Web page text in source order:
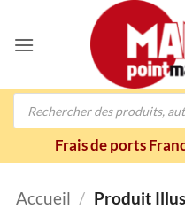
contenu
Recherche
Frais de ports
Accueil / Produit